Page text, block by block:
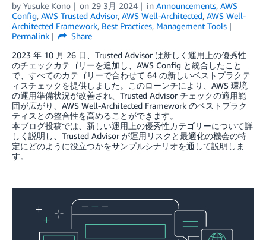
by Yusuke Kono on 29 3月 2024 in Announcements, AWS
Config, AWS Trusted Advisor, AWS Well-Architected, AWS Well-
Architected Framework, Best Practices, Management Tools
Permalink
Share
2023 年 10 月 26 日、Trusted Advisor は新しく運用上の優秀性
のチェックカテゴリーを追加し、AWS Config と統合したこと
で、すべてのカテゴリーで合わせて 64 の新しいベストプラクテ
ィスチェックを提供しました。このローンチにより、AWS 環境
の運用準備状況が改善され、Trusted Advisor チェックの適用範
囲が広がり、AWS Well-Architected Framework のベストプラク
ティスとの整合性を高めることができます。
本ブログ投稿では、新しい運用上の優秀性カテゴリーについて詳
しく説明し、Trusted Advisor が運用リスクと最適化の機会の特
定にどのように役立つかをサンプルシナリオを通して説明しま
す。